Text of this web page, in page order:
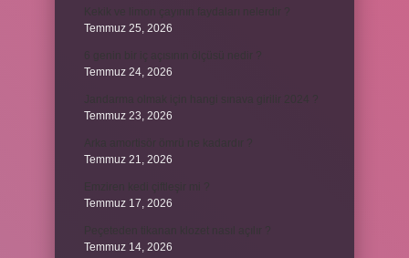
Temmuz 25, 2026
Temmuz 24, 2026
Temmuz 23, 2026
Temmuz 21, 2026
Temmuz 17, 2026
Temmuz 14, 2026